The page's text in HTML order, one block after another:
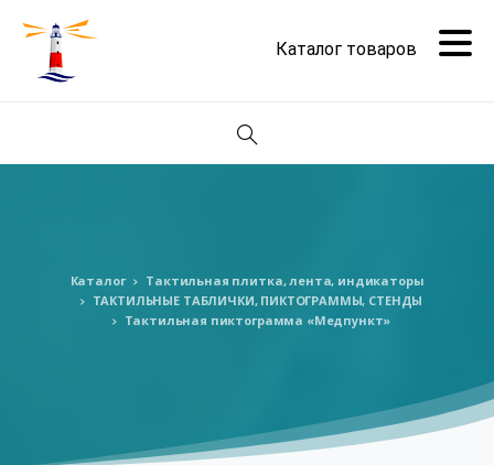
Поиск
Каталог
Тактильная плитка, лента, индикаторы
ТАКТИЛЬНЫЕ ТАБЛИЧКИ, ПИКТОГРАММЫ, СТЕНДЫ
Тактильная пиктограмма «Медпункт»